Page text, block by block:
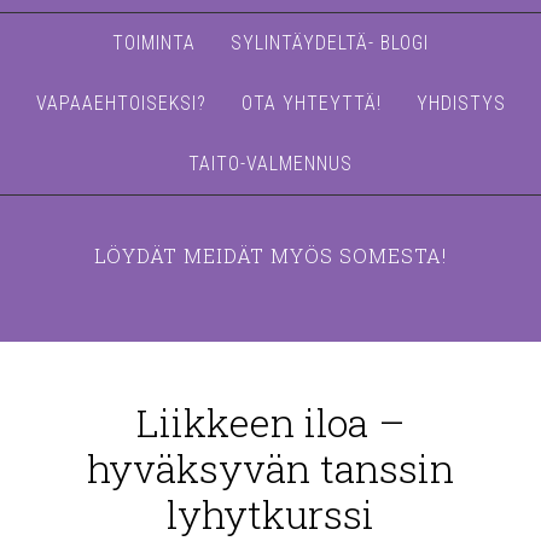
TOIMINTA SYLINTÄYDELTÄ- BLOGI
VAPAAEHTOISEKSI? OTA YHTEYTTÄ! YHDISTYS
TAITO-VALMENNUS
LÖYDÄT MEIDÄT MYÖS SOMESTA!
Liikkeen iloa –
hyväksyvän tanssin
lyhytkurssi